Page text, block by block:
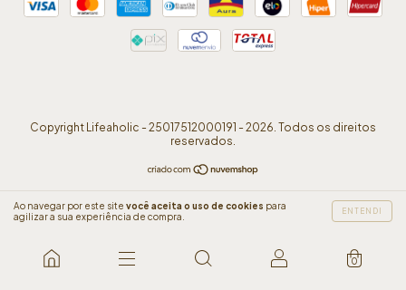
Ao navegar por este site você aceita o uso de cookies para
agilizar a sua experiência de compra.
ENTENDI
0
Copyright Lifeaholic - 25017512000191 - 2026. Todos os direitos
reservados.